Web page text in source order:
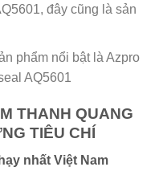
đây cũng là sản
phẩm nổi bật là Azpro
AQ5601
THANH QUANG
TIÊU CHÍ
nhất Việt Nam